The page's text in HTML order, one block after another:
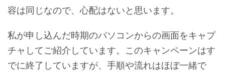
容は同じなので、心配はないと思います。
私が申し込んだ時期のパソコンからの画面をキャプ
チャしてご紹介しています。このキャンペーンはす
でに終了していますが、手順や流れはほぼ一緒で